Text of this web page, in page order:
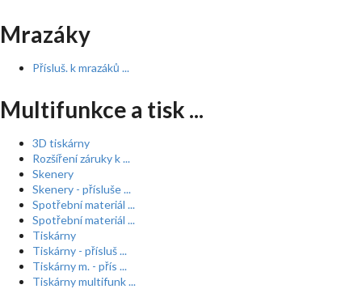
Mrazáky
Přísluš. k mrazáků ...
Multifunkce a tisk ...
3D tiskárny
Rozšíření záruky k ...
Skenery
Skenery - přísluše ...
Spotřební materiál ...
Spotřební materiál ...
Tiskárny
Tiskárny - přísluš ...
Tiskárny m. - přís ...
Tiskárny multifunk ...